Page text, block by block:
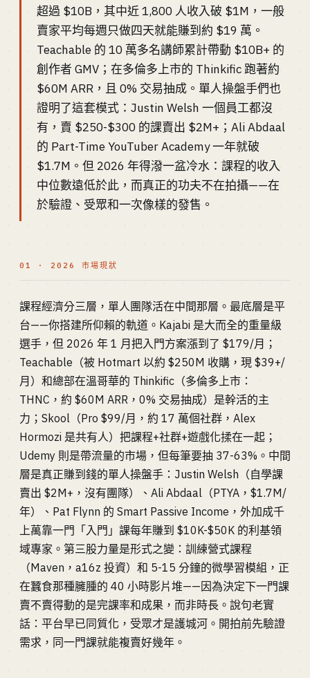
超過 $10B，其中近 1,800 人收入破 $1M，一般
賣家平均每週只做四天就能賺到約 $19 萬。
Teachable 的 10 萬多名講師累計帶動 $10B+ 的
創作者 GMV；在多倫多上市的 Thinkific 跑著約
$60M ARR，且 0% 交易抽成。單人操盤手們也
證明了這套模式：Justin Welsh 一個員工都沒
有，賣 $250-$300 的課賣出 $2M+；Ali Abdaal
的 Part-Time YouTuber Academy 一年就破
$1.7M。但 2026 年得潑一盆冷水：課程的收入
中位數遠低於此，而真正的功夫不在拍攝——在
於驗證、受眾和一次像樣的發售。
01 · 2026 市場現狀
課程經濟分三層，單人團隊活在中間那層。最底層是平
台——你搭建所仰賴的軌道。Kajabi 是大而全的重量級
選手，但 2026 年 1 月把入門方案漲到了 $179/月；
Teachable（被 Hotmart 以約 $250M 收購，現 $39+/
月）和總部在溫哥華的 Thinkific（多倫多上市：
THNC，約 $60M ARR，0% 交易抽成）是幹活的主
力；Skool（Pro $99/月，約 17 萬個社群，Alex
Hormozi 是共有人）把課程+社群+遊戲化揉在一起；
Udemy 則是帶流量的市場，但每筆要抽 37-63%。中間
層是真正賺到錢的單人操盤手：Justin Welsh（自學課
賣出 $2M+，沒有團隊）、Ali Abdaal（PTYA，$1.7M/
年）、Pat Flynn 的 Smart Passive Income，外加成千
上萬靠一門「入門」課每年賺到 $10K-$50K 的利基領
域專家。第三股力量是形式之變：訓練營式課程
（Maven，a16z 投資）和 5-15 分鐘的微學習模組，正
在蠶食那種臃腫的 40 小時影片堆——因為決定下一門課
賣不賣得動的是完課率和成果，而非時長。說句老實
話：平台早已同質化，受眾才是護城河。開拍前先驗證
需求，同一門課就能複賣好幾年。